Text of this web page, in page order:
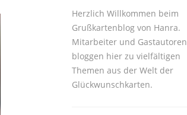
Herzlich Willkommen beim
Grußkartenblog von Hanra.
Mitarbeiter und Gastautoren
bloggen hier zu vielfältigen
Themen aus der Welt der
Glückwunschkarten.